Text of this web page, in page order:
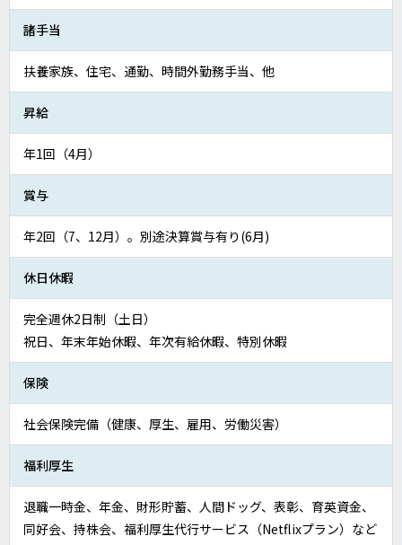
諸手当
扶養家族、住宅、通勤、時間外勤務手当、他
昇給
年1回（4月）
賞与
年2回（7、12月）。別途決算賞与有り(6月)
休日休暇
完全週休2日制（土日）
祝日、年末年始休暇、年次有給休暇、特別休暇
保険
社会保険完備（健康、厚生、雇用、労働災害）
福利厚生
退職一時金、年金、財形貯蓄、人間ドッグ、表彰、育英資金、
同好会、持株会、福利厚生代行サービス（Netflixプラン）など